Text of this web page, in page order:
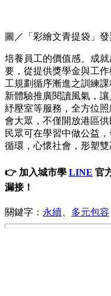
圖／「彩繪文青提袋」發
培養員工的價值感、成
要，從提供獎學金與工
工規劃循序漸進之訓練
新體驗推廣閱讀風氣，
紓壓室等服務，全方位
會大眾，不僅開放港區
民眾可在學習中做公益
循環，心懷社會，形塑雙
👉 加入城市學 LINE 官
漏接！
關鍵字： 永續 多元包容